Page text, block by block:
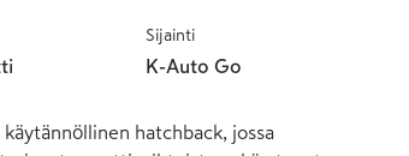
Sijainti
K-Auto Go
hatchback, jossa